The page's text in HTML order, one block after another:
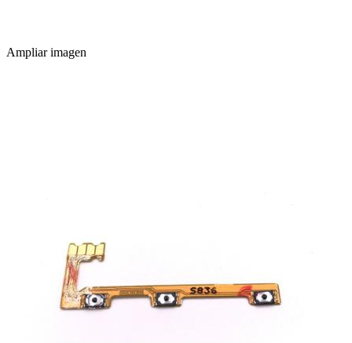
Ampliar imagen